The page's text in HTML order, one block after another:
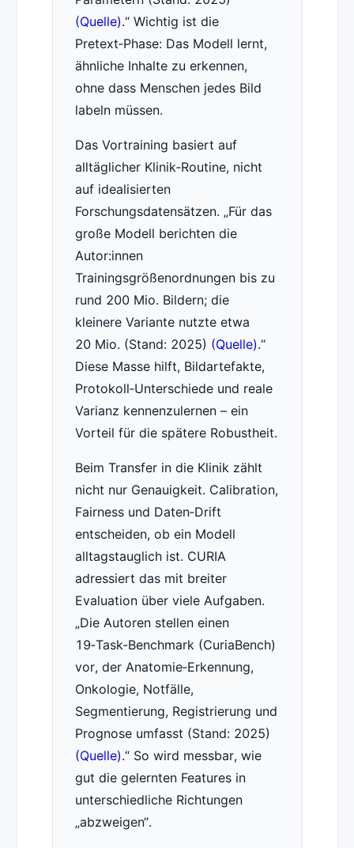
(Quelle). Wichtig ist die
Pretext‑Phase: Das Modell lernt,
ähnliche Inhalte zu erkennen,
ohne dass Menschen jedes Bild
labeln müssen.
Das Vortraining basiert auf
alltäglicher Klinik‑Routine, nicht
auf idealisierten
Forschungsdatensätzen. Für das
große Modell berichten die
Autor:innen
Trainingsgrößenordnungen bis zu
rund 200 Mio. Bildern; die
kleinere Variante nutzte etwa
20 Mio. (Stand: 2025) (Quelle).
Diese Masse hilft, Bildartefakte,
Protokoll‑Unterschiede und reale
Varianz kennenzulernen – ein
Vorteil für die spätere Robustheit.
Beim Transfer in die Klinik zählt
nicht nur Genauigkeit. Calibration,
Fairness und Daten‑Drift
entscheiden, ob ein Modell
alltagstauglich ist. CURIA
adressiert das mit breiter
Evaluation über viele Aufgaben.
Die Autoren stellen einen
19‑Task‑Benchmark (CuriaBench)
vor, der Anatomie‑Erkennung,
Onkologie, Notfälle,
Segmentierung, Registrierung und
Prognose umfasst (Stand: 2025)
(Quelle). So wird messbar, wie
gut die gelernten Features in
unterschiedliche Richtungen
„abzweigen“.